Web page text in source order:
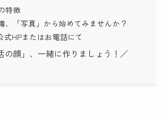
特徴
、「写真」から始めてみませんか？
式HPまたはお電話にて
の顔」、一緒に作りましょう！／